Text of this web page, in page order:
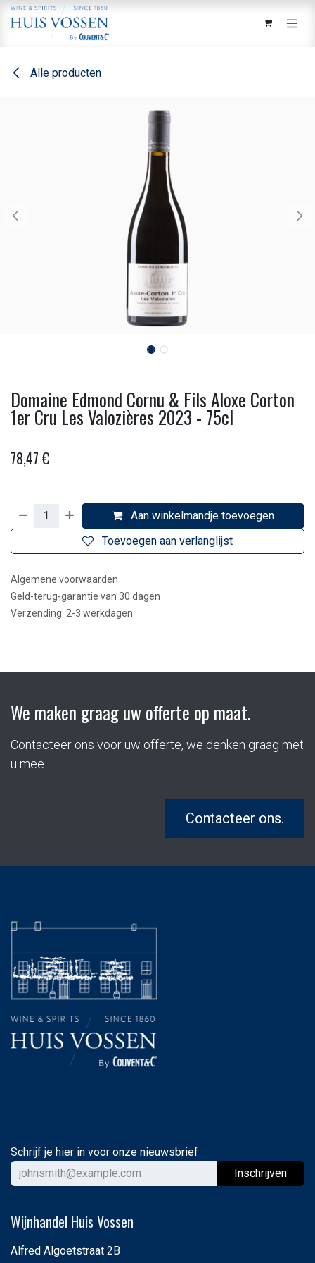
Overslaan naar inhoud
Alle producten
Domaine Edmond Cornu & Fils Aloxe Corton
1er Cru Les Valozières 2023 - 75cl
78,47 €
Aan winkelmandje toevoegen
Toevoegen aan verlanglijst
Algemene voorwaarden
Geld-terug-garantie van 30 dagen
Verzending: 2-3 werkdagen
We maken graag uw offerte op maat.
Contacteer ons voor uw offerte, we denken graag met
u mee.
Contacteer ons.
Schrijf je hier in voor onze nieuwsbrief
Inschrijven
Wijnhandel Huis Vossen
Alfred Algoetstraat 2B